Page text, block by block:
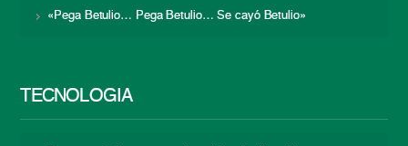
«Pega Betulio… Pega Betulio… Se cayó Betulio»
TECNOLOGÍA